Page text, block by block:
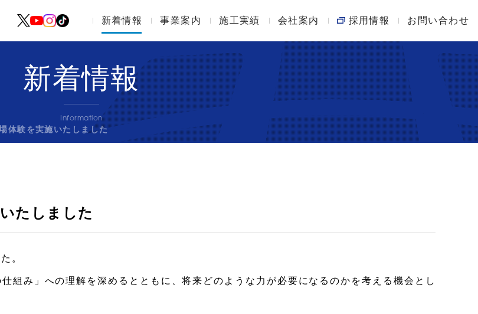
新着情報
採用情報 事業案内 施工実績
土木工事 会社案内
創業100周年の歩み採用情報 お問い合わせ
新着情報
Information
体験を実施いたしました
たしました
。
組み」への理解を深めるとともに、将来どのような力が必要になるのかを考える機会とし